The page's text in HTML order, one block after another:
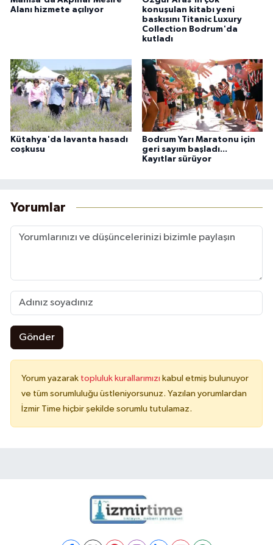
Alanı hizmete açılıyor
konuşulan kitabı yeni
baskısını Titanic Luxury
Collection Bodrum'da
kutladı
Kütahya'da lavanta hasadı
coşkusu
Bodrum Yarı Maratonu için
geri sayım başladı...
Kayıtlar sürüyor
Yorumlar
Gönder
Yorum yazarak topluluk kurallarımızı kabul etmiş bulunuyor
ve tüm sorumluluğu üstleniyorsunuz. Yazılan yorumlardan
İzmir Time hiçbir şekilde sorumlu tutulamaz.